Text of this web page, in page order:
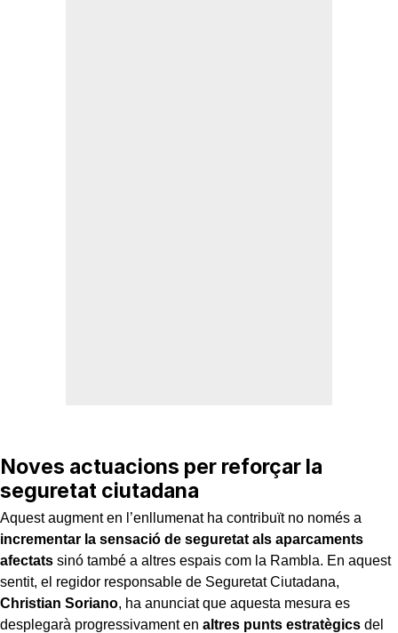
Noves actuacions per reforçar la
seguretat ciutadana
Aquest augment en l’enllumenat ha contribuït no només a
incrementar la sensació de seguretat als aparcaments
afectats sinó també a altres espais com la Rambla. En aquest
sentit, el regidor responsable de Seguretat Ciutadana,
Christian Soriano, ha anunciat que aquesta mesura es
desplegarà progressivament en altres punts estratègics del